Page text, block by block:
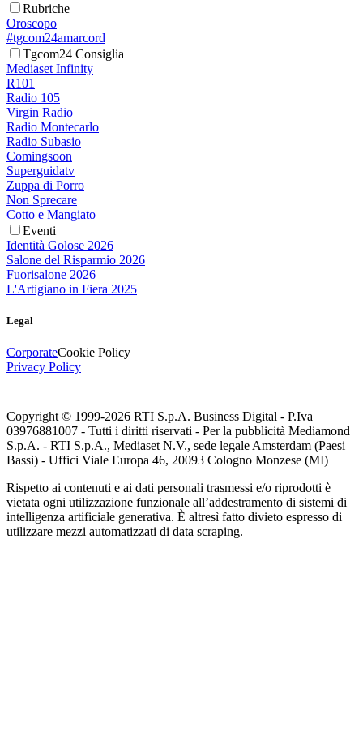
Rubriche
Oroscopo
#tgcom24amarcord
Tgcom24 Consiglia
Mediaset Infinity
R101
Radio 105
Virgin Radio
Radio Montecarlo
Radio Subasio
Comingsoon
Superguidatv
Zuppa di Porro
Non Sprecare
Cotto e Mangiato
Eventi
Identità Golose 2026
Salone del Risparmio 2026
Fuorisalone 2026
L'Artigiano in Fiera 2025
Legal
CorporateCookie Policy
Privacy Policy
Copyright © 1999-2026 RTI S.p.A. Business Digital - P.Iva
03976881007 - Tutti i diritti riservati - Per la pubblicità Mediamond
S.p.A. - RTI S.p.A., Mediaset N.V., sede legale Amsterdam (Paesi
Bassi) - Uffici Viale Europa 46, 20093 Cologno Monzese (MI)
Rispetto ai contenuti e ai dati personali trasmessi e/o riprodotti è
vietata ogni utilizzazione funzionale all’addestramento di sistemi di
intelligenza artificiale generativa. È altresì fatto divieto espresso di
utilizzare mezzi automatizzati di data scraping.